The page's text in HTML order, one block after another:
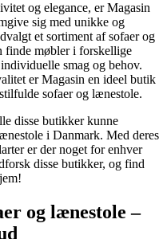
og elegance, er Magasin
sig med unikke og
et sortiment af sofaer og
finde møbler i forskellige
smag og behov.
er Magasin en ideel butik
sofaer og lænestole.
disse butikker kunne
i Danmark. Med deres
er der noget for enhver
disse butikker, og find
og lænestole –